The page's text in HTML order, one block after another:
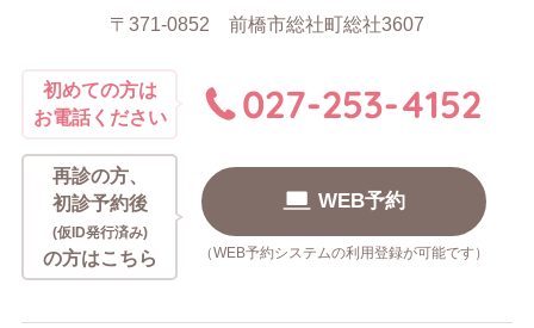
〒371-0852 前橋市総社町総社3607
初めての方は
お電話ください
027-253-4152
再診の方、
初診予約後
(仮ID発行済み)
の方はこちら
WEB予約
（WEB予約システムの利用登録が可能です）